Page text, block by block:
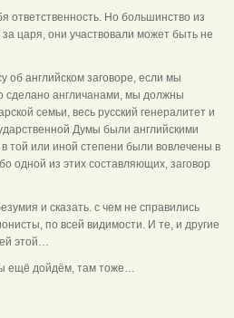
ответственность. Но большинство из
царя, они участвовали может быть не
об английском заговоре, если мы
сделано англичанами, мы должны
семьи, весь русский генералитет и
Думы были английскими
той или иной степени были вовлечены в
одной из этих составляющих, заговор
и сказать. с чем не справились
по всей видимости. И те, и другие
этой…
ещё дойдём, там тоже…